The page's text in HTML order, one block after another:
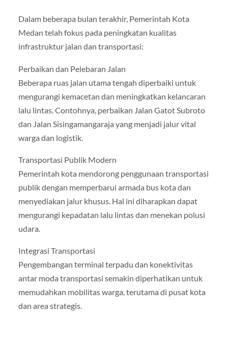
Dalam beberapa bulan terakhir, Pemerintah Kota
Medan telah fokus pada peningkatan kualitas
infrastruktur jalan dan transportasi:
Perbaikan dan Pelebaran Jalan
Beberapa ruas jalan utama tengah diperbaiki untuk
mengurangi kemacetan dan meningkatkan kelancaran
lalu lintas. Contohnya, perbaikan Jalan Gatot Subroto
dan Jalan Sisingamangaraja yang menjadi jalur vital
warga dan logistik.
Transportasi Publik Modern
Pemerintah kota mendorong penggunaan transportasi
publik dengan memperbarui armada bus kota dan
menyediakan jalur khusus. Hal ini diharapkan dapat
mengurangi kepadatan lalu lintas dan menekan polusi
udara.
Integrasi Transportasi
Pengembangan terminal terpadu dan konektivitas
antar moda transportasi semakin diperhatikan untuk
memudahkan mobilitas warga, terutama di pusat kota
dan area strategis.